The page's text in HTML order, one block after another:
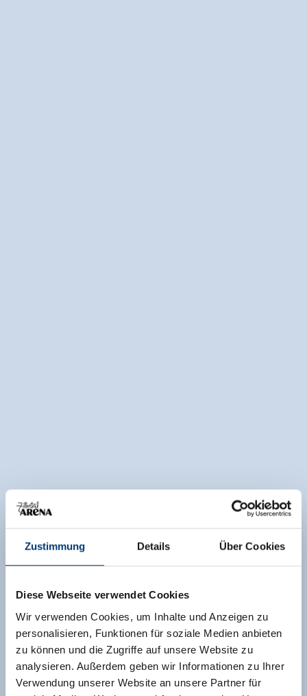
Zustimmung Details Über Cookies
Diese Webseite verwendet Cookies
Wir verwenden Cookies, um Inhalte und Anzeigen zu
personalisieren, Funktionen für soziale Medien anbieten
zu können und die Zugriffe auf unsere Website zu
analysieren. Außerdem geben wir Informationen zu Ihrer
Verwendung unserer Website an unsere Partner für